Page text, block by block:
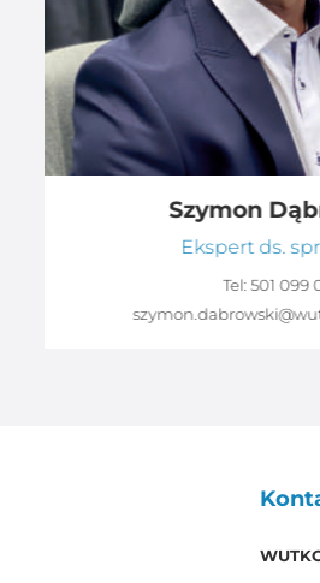
Szymon
Ekspert ds.
Tel:501 099